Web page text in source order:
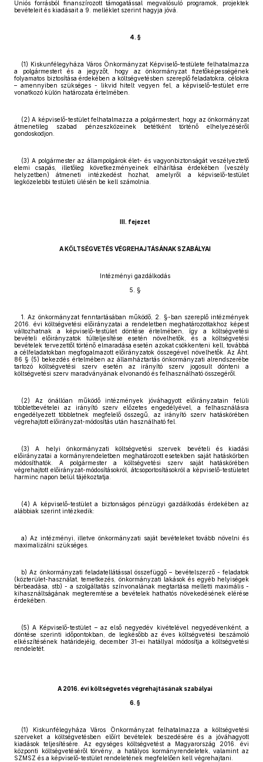
Uniós forrásból finanszírozott támogatással megvalósuló programok, projektek
bevételeit és kiadásait a 9. melléklet szerint hagyja jóvá.
4. §
(1) Kiskunfélegyháza Város Önkormányzat Képviselő-testülete felhatalmazza
a polgármestert és a jegyzőt, hogy az önkormányzat fizetőképességének
folyamatos biztosítása érdekében a költségvetésben szereplő feladatokra, célokra
– amennyiben szükséges - likvid hitelt vegyen fel, a képviselő-testület erre
vonatkozó külön határozata értelmében.
(2) A képviselő-testület felhatalmazza a polgármestert, hogy az önkormányzat
átmenetileg szabad pénzeszközeinek betétként történő elhelyezéséről
gondoskodjon.
(3) A polgármester az állampolgárok élet- és vagyonbiztonságát veszélyeztető
elemi csapás, illetőleg következményeinek elhárítása érdekében (veszély
helyzetben) átmeneti intézkedést hozhat, amelyről a képviselő-testület
legközelebbi testületi ülésén be kell számolnia.
III. fejezet
A KÖLTSÉGVETÉS VÉGREHAJTÁSÁNAK SZABÁLYAI
Intézményi gazdálkodás
5. §
1. Az önkormányzat fenntartásában működő, 2. §-ban szereplő intézmények
2016. évi költségvetési előirányzatai a rendeletben meghatározottakhoz képest
változhatnak a képviselő-testület döntése értelmében, így a költségvetési
bevételi előirányzatok túlteljesítése esetén növelhetők, és a költségvetési
bevételek tervezettől történő elmaradása esetén azokat csökkenteni kell, továbbá
a célfeladatokban megfogalmazott előirányzatok összegével növelhetők. Az Áht.
86 § (5) bekezdés értelmében az államháztartás önkormányzati alrendszerébe
tartozó költségvetési szerv esetén az irányító szerv jogosult dönteni a
költségvetési szerv maradványának elvonandó és felhasználható összegéről.
(2) Az önállóan működő intézmények jóváhagyott előirányzatain felüli
többletbevételei az irányító szerv előzetes engedélyével, a felhasználásra
engedélyezett többletnek megfelelő összegű, az irányító szerv hatáskörében
végrehajtott előirányzat-módosítás után használható fel.
(3) A helyi önkormányzati költségvetési szervek bevételi és kiadási
előirányzatai a kormányrendeletben meghatározott esetekben saját hatáskörben
módosíthatók. A polgármester a költségvetési szerv saját hatáskörében
végrehajtott előirányzat-módosításokról, átcsoportosításokról a képviselő-testületet
harminc napon belül tájékoztatja.
(4) A képviselő-testület a biztonságos pénzügyi gazdálkodás érdekében az
alábbiak szerint intézkedik:
a) Az intézményi, illetve önkormányzati saját bevételeket tovább növelni és
maximalizálni szükséges.
b) Az önkormányzati feladatellátással összefüggő – bevételszerző - feladatok
(közterület-használat, temetkezés, önkormányzati lakások és egyéb helyiségek
bérbeadása, stb) - a szolgáltatás színvonalának megtartása melletti maximális -
kihasználtságának megteremtése a bevételek hathatós növekedésének elérése
érdekében.
(5) A Képviselő-testület – az első negyedév kivételével negyedévenként, a
döntése szerinti időpontokban, de legkésőbb az éves költségvetési beszámoló
elkészítésének határidejéig, december 31-ei hatállyal módosítja a költségvetési
rendeletét.
A 2016. évi költségvetés végrehajtásának szabályai
6. §
(1) Kiskunfélegyháza Város Önkormányzat felhatalmazza a költségvetési
szerveket a költségvetésben előírt bevételek beszedésére és a jóváhagyott
kiadások teljesítésére. Az egységes költségvetést a Magyarország 2016. évi
központi költségvetéséről törvény, a hatályos kormányrendeletek, valamint az
SZMSZ és a képviselő-testület rendeletének megfelelően kell végrehajtani.